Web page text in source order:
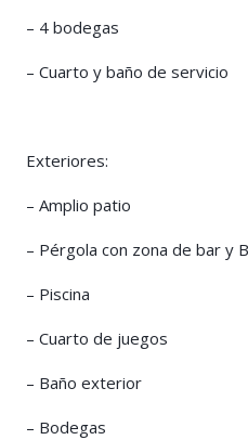
– 4 bodegas
– Cuarto y baño de servicio
Exteriores:
– Amplio patio
– Pérgola con zona de bar y
– Piscina
– Cuarto de juegos
– Baño exterior
– Bodegas